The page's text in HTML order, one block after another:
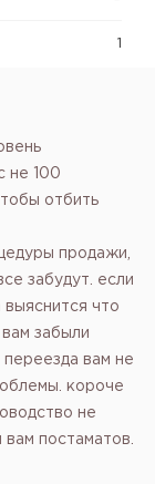
1
не 100
отбить
продажи,
забудут. если
выяснится что
забыли
переезда вам не
короче
не
постаматов.